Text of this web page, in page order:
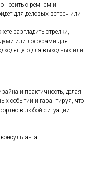
носить с ремнем и
для деловых встреч или
разгладить стрелки,
или лоферами для
для выходных или
и практичность, делая
событий и гарантируя, что
в любой ситуации.